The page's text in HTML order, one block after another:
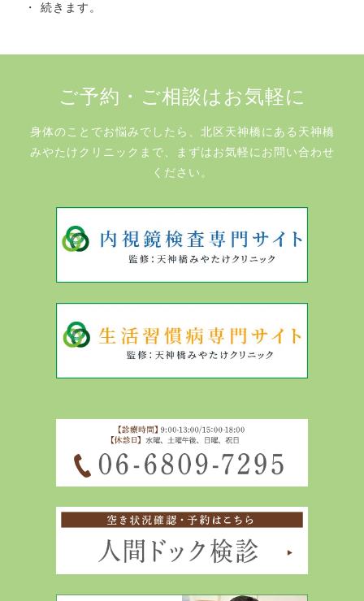
・ 続きます。
ご予約・ご相談はお気軽に
身体のことでお悩みでしたら、北区天神橋にある天神橋
みやたけクリニックまで、まずはお気軽にお問い合わせ
ください。